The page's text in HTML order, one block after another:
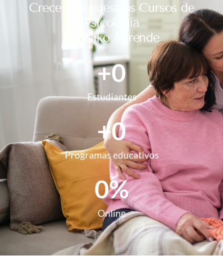
Crece con nuestros Cursos de
Psicología
en Psiko Aprende
Estudiantes
+0
Programas educativos
+0
Online
0%